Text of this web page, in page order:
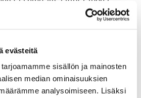
evästeitä
sisällön ja mainosten
median ominaisuuksien
analysoimiseen. Lisäksi
synergioita konsernin IT-
aktiivista kehitystä lukuisien eri
ja työkalujen
vuoden keskeisimmistä
tarjoamat